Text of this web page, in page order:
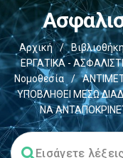
Αρχική /
ΕΡΓΑΤΙΚΑ -
Νομοθεσία
/
ΥΠΟΒΛΗΘΕΙ ΜΕΣΩ
ΝΑ